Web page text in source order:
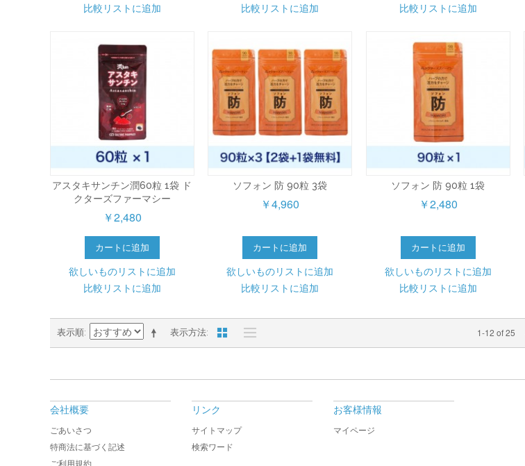
比較リストに追加
比較リストに追加
比較リストに追加
アスタキサンチン潤60粒 1袋 ド
クターズファーマシー
￥2,480
カートに追加
欲しいものリストに追加
比較リストに追加
ソフォン 防 90粒 3袋
￥4,960
カートに追加
欲しいものリストに追加
比較リストに追加
ソフォン 防 90粒 1袋
￥2,480
カートに追加
欲しいものリストに追加
比較リストに追加
表示方法
表示順 1-12 of 25
会社概要
ごあいさつ
特商法に基づく記述
ご利用規約
リンク
サイトマップ
検索ワード
お客様情報
マイページ